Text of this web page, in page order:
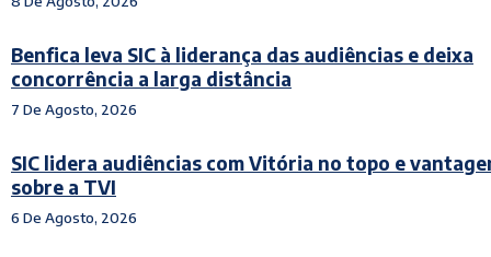
Benfica leva SIC à liderança das audiências e deixa
concorrência a larga distância
7 De Agosto, 2026
SIC lidera audiências com Vitória no topo e
sobre a TVI
6 De Agosto, 2026